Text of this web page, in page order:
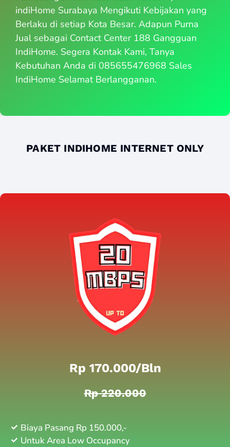
indiHome Surabaya Mengikuti Kebijakan yang
Berlaku di setiap Kota Besar. Adapun Purna
Jual sebagai Contact Center 188 Gangguan
IndiHome. Segera Kontak Kami, Tanya
Kebutuhan Anda di 085655476968 Sales
IndiHome Selamat Berlangganan.
PAKET INDIHOME INTERNET ONLY
Rp 170.000/bln
Rp 220.000
Biaya Pasang Rp 150.000,-
Untuk Area Low Occupancy